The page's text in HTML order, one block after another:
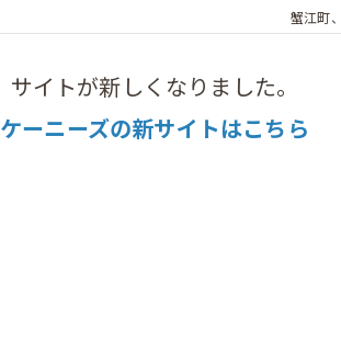
蟹江町
サイトが新しくなりました。
ケーニーズの新サイトはこちら